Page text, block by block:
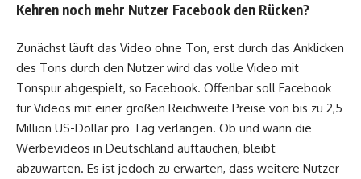
Kehren noch mehr Nutzer Facebook den Rücken?
Zunächst läuft das Video ohne Ton, erst durch das Anklicken
des Tons durch den Nutzer wird das volle Video mit
Tonspur abgespielt, so Facebook. Offenbar soll Facebook
für Videos mit einer großen Reichweite Preise von bis zu 2,5
Million US-Dollar pro Tag verlangen. Ob und wann die
Werbevideos in Deutschland auftauchen, bleibt
abzuwarten. Es ist jedoch zu erwarten, dass weitere Nutzer